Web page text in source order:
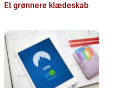
Et grønnere klædeskab